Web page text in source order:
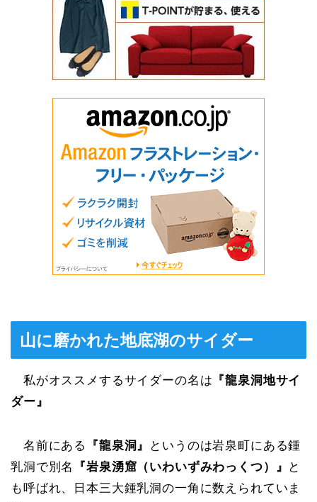
山に磨かれた地底湖のサイダー
私がオススメするサイダーの名は 『龍泉洞地サイ
ダー』
名前にある 『龍泉洞』
というのは岩泉町にある鍾
乳洞で別名
『岩泉湧窟（いわいずみわっくつ）』
と
も呼ばれ、日本三大鍾乳洞の一角に数えられていま